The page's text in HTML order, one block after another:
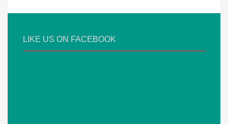
LIKE US ON FACEBOOK